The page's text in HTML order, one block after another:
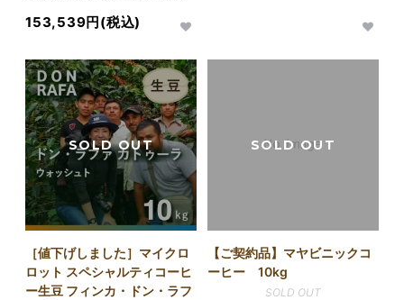
153,539円(税込)
［値下げしました］マイクロ
ロット スペシャルティコーヒ
ー生豆 フィンカ・ドン・ラフ
【ご契約品】マヤビニックコ
ーヒー 10kg
SOLD OUT